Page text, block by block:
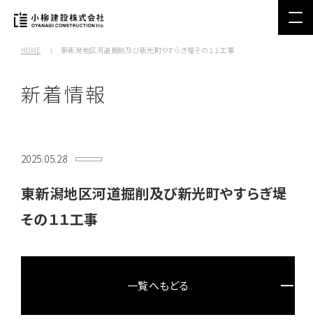
HOME 東新潟地区河道掘削及び新光町やすらぎ堤その１１工事
新着情報
2025.05.28
東新潟地区河道掘削及び新光町やすらぎ堤
その１１工事
一覧へもどる